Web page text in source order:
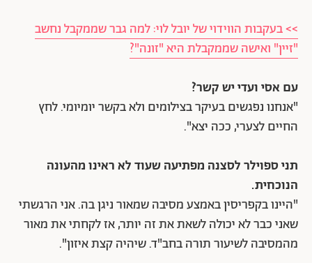
>> בעקבות הווידוי של יובל לוי: למה גבר שממקבל נחשב
"זיין" ואישה שממקבלת היא "זונה"?
עם אסי ועדי יש קשר?
"אנחנו נפגשים בעיקר בצילומים ולא בקשר יומיומי. לחץ
החיים לצערי, ככה יצא".
תני ספוילר לסצנה מפתיעה שעוד לא ראינו מהעונה
הנוכחית.
"היינו בקפריסין באמצע מסיבה שמאור ניגן בה. אני הרגשתי
שאני כבר לא יכולה לשאת את זה יותר, אז לקחתי את מאור
מהמסיבה לשיעור תורה בחב"ד. שיהיה קצת איזון".